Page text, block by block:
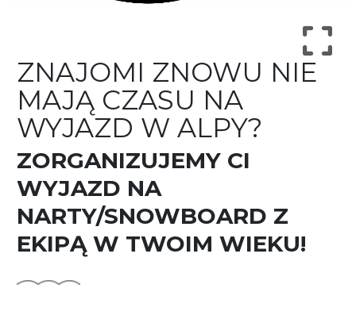
ZNAJOMI ZNOWU NIE
MAJĄ CZASU NA
WYJAZD W ALPY?
ZORGANIZUJEMY CI
WYJAZD NA
NARTY/SNOWBOARD Z
EKIPĄ W TWOIM WIEKU!